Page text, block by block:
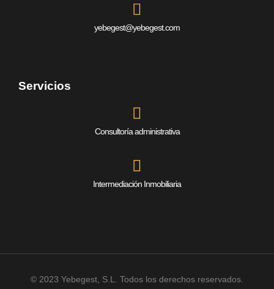
yebegest@yebegest.com
Servicios
Consultoría administrativa
Intermediación Inmobiliaria
© 2023 Yebegest, S.L. Todos los derechos reservados.